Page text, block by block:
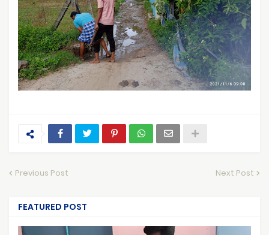
Previous Post Next Post
FEATURED POST